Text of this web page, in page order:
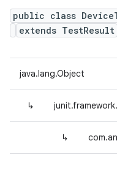
public class
extends TestResult
java.lang.Object
↳
↳